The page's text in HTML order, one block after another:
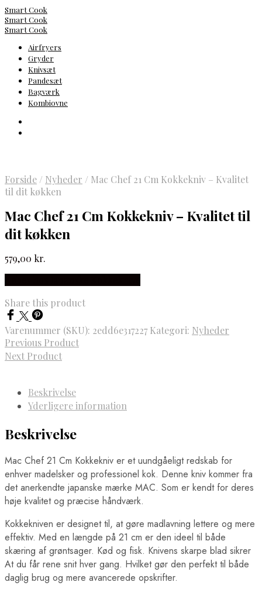
Smart Cook
Smart Cook
Smart Cook
Airfryers
Gryder
Knivsæt
Pandesæt
Bagværk
Kombiovne
Forside / Nyheder / Mac Chef 21 Cm Kokkekniv – Kvalitet
til dit køkken
Mac Chef 21 Cm Kokkekniv – Kvalitet til
dit køkken
579,00 kr.
Share this product
Varenummer (SKU): 2edd6e317227 Kategori: Nyheder
Previous Product
Next Product
Beskrivelse
Yderligere information
Beskrivelse
Mac Chef 21 Cm Kokkekniv er et uundgåeligt redskab for
enhver madelsker og professionel kok. Denne kniv kommer fra
det anerkendte japanske mærke MAC. Som er kendt for deres
høje kvalitet og præcise håndværk.
Kokkekniven er designet til, at gøre madlavning lettere og mere
effektiv. Med en længde på 21 cm er den ideel til både
skæring af grøntsager. Kød og fisk. Knivens skarpe blad sikrer
At du får rene snit hver gang. Hvilket gør den perfekt til både
daglig brug og mere avancerede opskrifter.